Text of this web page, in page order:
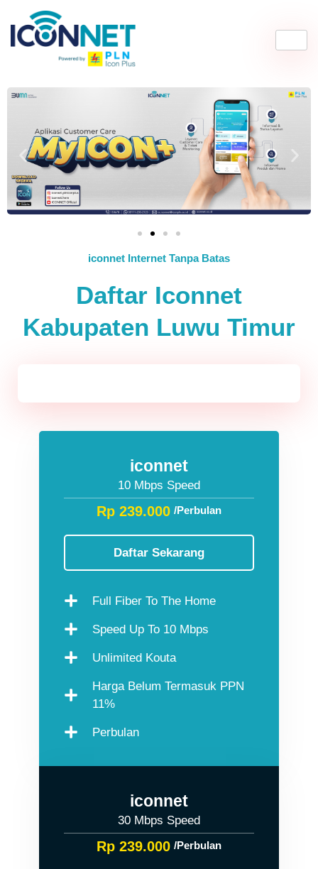
iconnet Internet Tanpa Batas
Daftar Iconnet
Kabupaten Luwu Timur
iconnet
10 Mbps Speed
Rp 239.000 /Perbulan
Daftar Sekarang
Full Fiber To The Home
Speed Up To 10 Mbps
Unlimited Kouta
Harga Belum Termasuk PPN
11%
Perbulan
iconnet
30 Mbps Speed
Rp 239.000 /Perbulan